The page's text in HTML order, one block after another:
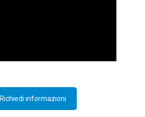
Richiedi informazioni